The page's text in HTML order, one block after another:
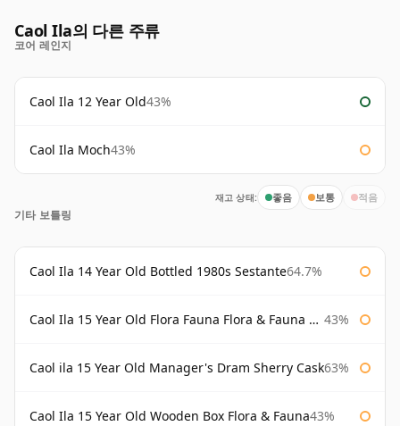
Caol Ila의 다른 주류
코어 레인지
Caol Ila 12 Year Old43%
Caol Ila Moch43%
재고 상태: 좋음 보통 적음
기타 보틀링
Caol Ila 14 Year Old Bottled 1980s Sestante64.7%
Caol Ila 15 Year Old Flora Fauna Flora & Fauna Flora 43%
Caol ila 15 Year Old Manager's Dram Sherry Cask63%
Caol Ila 15 Year Old Wooden Box Flora & Fauna43%